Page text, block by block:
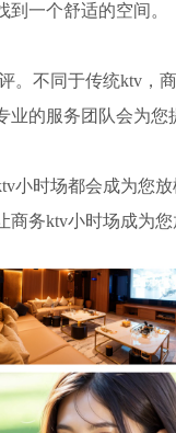
一个舒适的空间。
。不同于传统ktv，
的服务团队会为您
小时场都会成为您
务ktv小时场成为